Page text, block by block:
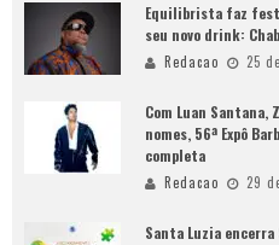
Equilibrista faz
seu novo drink:
Redacao 25
Com Luan
nomes, 56ª Expô
completa
Redacao 29
Santa Luzia